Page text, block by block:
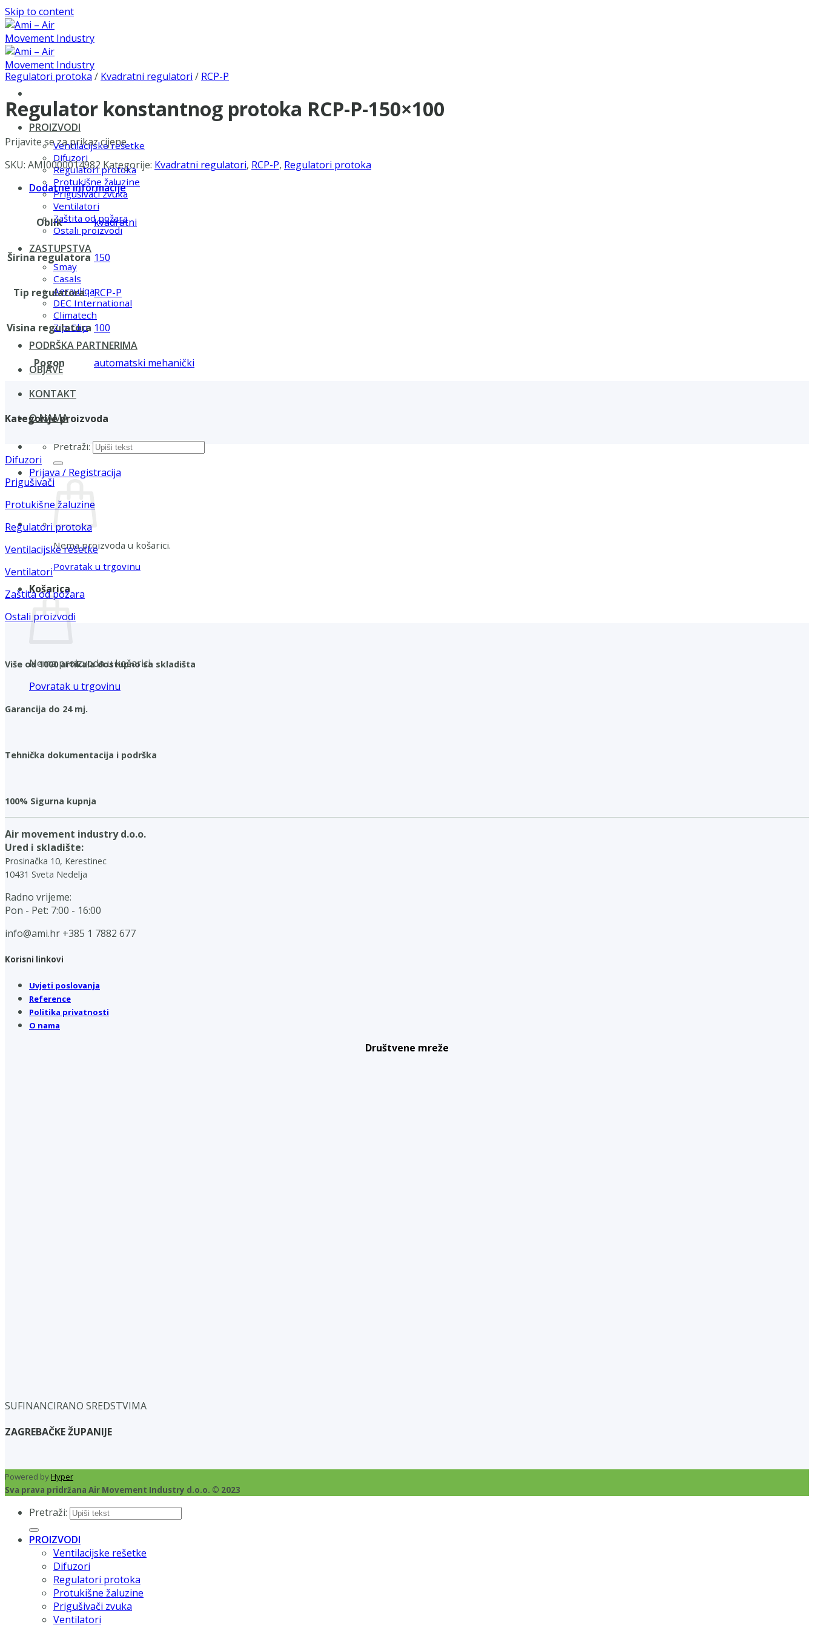
Skip to content
PROIZVODI
Ventilacijske rešetke
Difuzori
Regulatori protoka
Protukišne žaluzine
Prigušivači zvuka
Ventilatori
Zaštita od požara
Ostali proizvodi
ZASTUPSTVA
Smay
Casals
Aerauliqa
DEC International
Climatech
Zip-Clip
PODRŠKA PARTNERIMA
OBJAVE
KONTAKT
O NAMA
Pretraži:
Prijava / Registracija
Nema proizvoda u košarici.
Povratak u trgovinu
Košarica
Nema proizvoda u košarici.
Povratak u trgovinu
Regulatori protoka / Kvadratni regulatori / RCP-P
Regulator konstantnog protoka RCP-P-150×100
Prijavite se za prikaz cijene
SKU: AMI0000014982 Kategorije: Kvadratni regulatori, RCP-P, Regulatori protoka
Dodatne informacije
Oblik kvadratni
Širina regulatora 150
Tip regulatora RCP-P
Visina regulatora 100
Pogon automatski mehanički
Kategorije proizvoda
Difuzori
Prigušivači
Protukišne žaluzine
Regulatori protoka
Ventilacijske rešetke
Ventilatori
Zaštita od požara
Ostali proizvodi
Više od 1000 artikala dostupno sa skladišta
Garancija do 24 mj.
Tehnička dokumentacija i podrška
100% Sigurna kupnja
Air movement industry d.o.o.
Ured i skladište:
Prosinačka 10, Kerestinec
10431 Sveta Nedelja
Radno vrijeme:
Pon - Pet: 7:00 - 16:00
info@ami.hr +385 1 7882 677
Korisni linkovi
Uvjeti poslovanja
Reference
Politika privatnosti
O nama
Društvene mreže
SUFINANCIRANO SREDSTVIMA
ZAGREBAČKE ŽUPANIJE
Powered byHyper
Sva prava pridržana Air Movement Industry d.o.o. © 2023
Pretraži:
PROIZVODI
Ventilacijske rešetke
Difuzori
Regulatori protoka
Protukišne žaluzine
Prigušivači zvuka
Ventilatori